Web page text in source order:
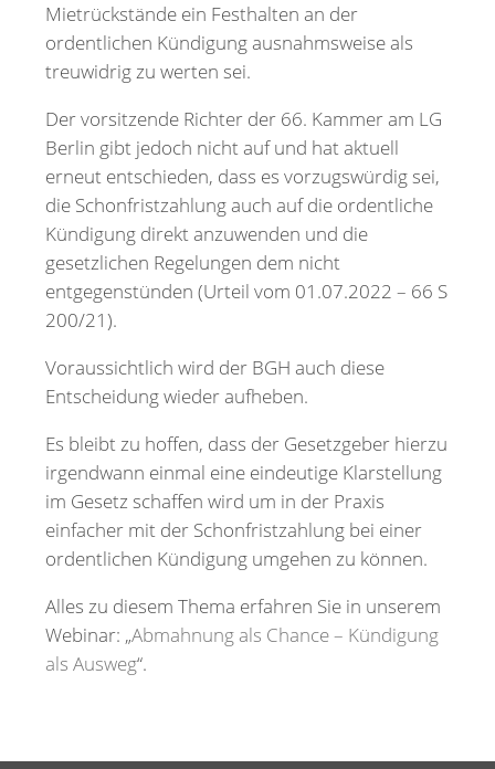
Mietrückstände ein Festhalten an der
ordentlichen Kündigung ausnahmsweise als
treuwidrig zu werten sei.
Der vorsitzende Richter der 66. Kammer am LG
Berlin gibt jedoch nicht auf und hat aktuell
erneut entschieden, dass es vorzugswürdig sei,
die Schonfristzahlung auch auf die ordentliche
Kündigung direkt anzuwenden und die
gesetzlichen Regelungen dem nicht
entgegenstünden (Urteil vom 01.07.2022 – 66 S
200/21).
Voraussichtlich wird der BGH auch diese
Entscheidung wieder aufheben.
Es bleibt zu hoffen, dass der Gesetzgeber hierzu
irgendwann einmal eine eindeutige Klarstellung
im Gesetz schaffen wird um in der Praxis
einfacher mit der Schonfristzahlung bei einer
ordentlichen Kündigung umgehen zu können.
Alles zu diesem Thema erfahren Sie in unserem
Webinar: „Abmahnung als Chance – Kündigung
als Ausweg“.